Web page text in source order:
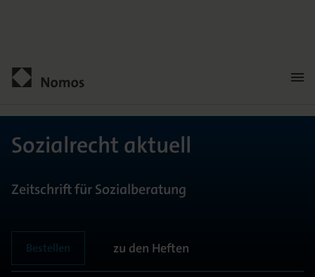
Kontakt
Sozialrecht aktuell
Zeitschrift für Sozialberatung
Bestellen zu den Heften